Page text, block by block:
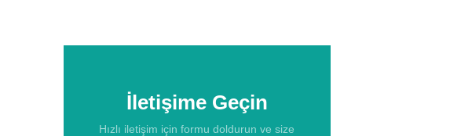
İletişime Geçin
Hızlı iletişim için formu doldurun ve size